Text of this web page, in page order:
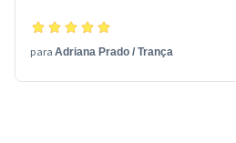
para Adriana Prado / Trança